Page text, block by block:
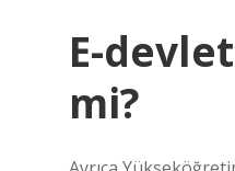
E-
mi?